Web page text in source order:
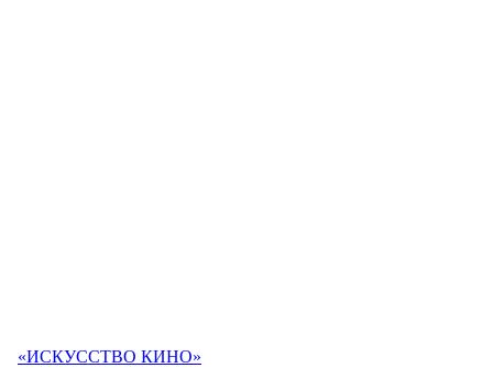
«ИСКУССТВО КИНО»